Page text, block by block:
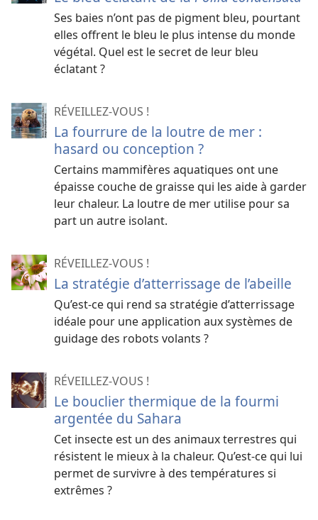
Ses baies n’ont pas de pigment bleu, pourtant
elles offrent le bleu le plus intense du monde
végétal. Quel est le secret de leur bleu
éclatant ?
RÉVEILLEZ-VOUS !
La fourrure de la loutre de mer :
hasard ou conception ?
Certains mammifères aquatiques ont une
épaisse couche de graisse qui les aide à garder
leur chaleur. La loutre de mer utilise pour sa
part un autre isolant.
RÉVEILLEZ-VOUS !
La stratégie d’atterrissage de l’abeille
Qu’est-​ce qui rend sa stratégie d’atterrissage
idéale pour une application aux systèmes de
guidage des robots volants ?
RÉVEILLEZ-VOUS !
Le bouclier thermique de la fourmi
argentée du Sahara
Cet insecte est un des animaux terrestres qui
résistent le mieux à la chaleur. Qu’est-​ce qui lui
permet de survivre à des températures si
extrêmes ?